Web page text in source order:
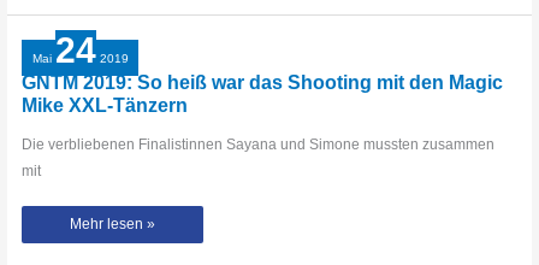
kündigt
Auszeit
an
Mai 24 2019
GNTM 2019: So heiß war das Shooting mit den Magic
Mike XXL-Tänzern
Die verbliebenen Finalistinnen Sayana und Simone mussten zusammen
mit
GNTM
So
Mehr lesen »